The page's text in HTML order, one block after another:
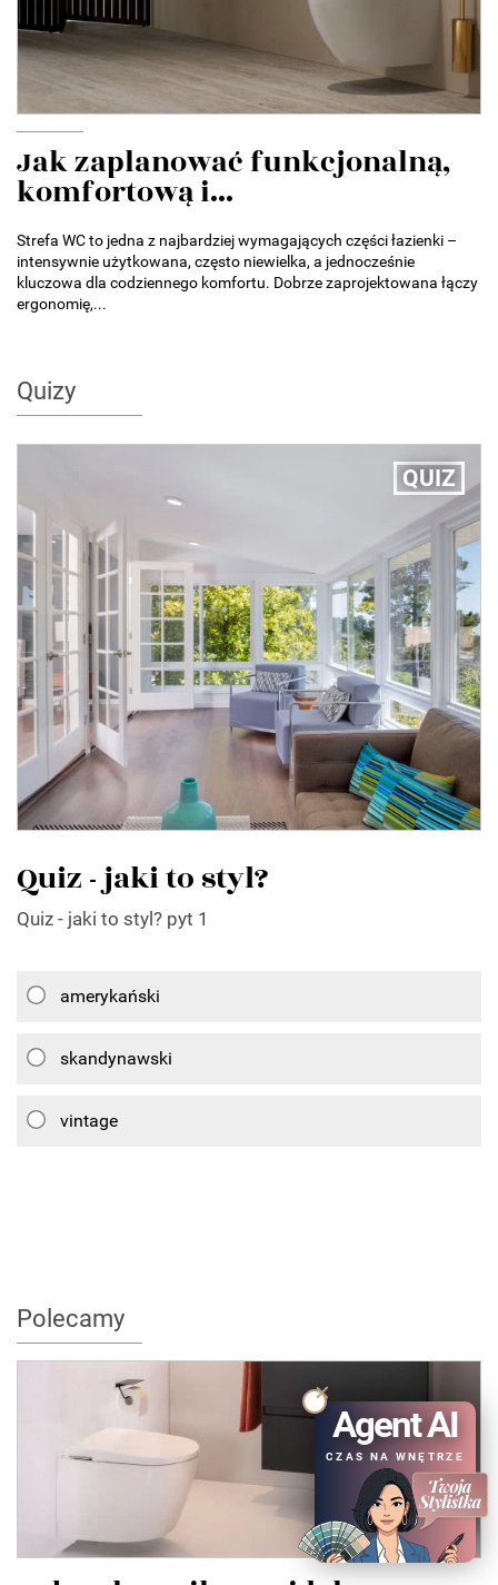
Jak zaplanować funkcjonalną,
komfortową i...
Strefa WC to jedna z najbardziej wymagających części łazienki –
intensywnie użytkowana, często niewielka, a jednocześnie
kluczowa dla codziennego komfortu. Dobrze zaprojektowana łączy
ergonomię,...
Quizy
QUIZ
Quiz - jaki to styl?
Quiz - jaki to styl? pyt 1
amerykański
skandynawski
vintage
Polecamy
Agent AI
CZAS NA WNĘTRZE